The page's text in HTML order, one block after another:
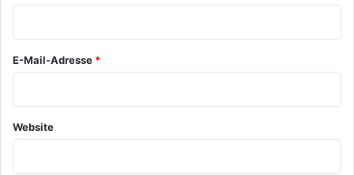
*
E-Mail-Adresse *
Website